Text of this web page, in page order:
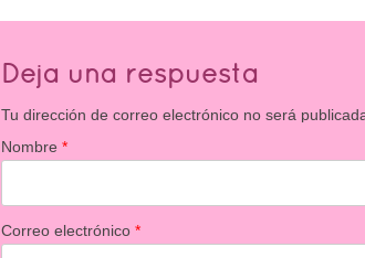
Deja una respuesta
Tu dirección de correo electrónico no será
Nombre*
Correo electrónico*